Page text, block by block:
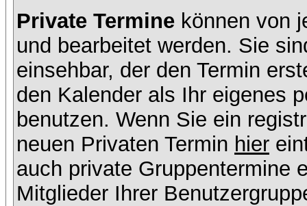
Private Termine können von
und bearbeitet werden. Sie
einsehbar, der den Termin
den Kalender als Ihr eigenes
benutzen. Wenn Sie ein
neuen Privaten Termin hier
auch private Gruppentermine
Mitglieder Ihrer